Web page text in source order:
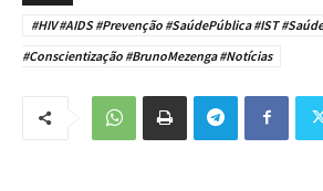
#HIV #AIDS #Prevenção #SaúdePública #IST
#Conscientização #BrunoMezenga #Notícias